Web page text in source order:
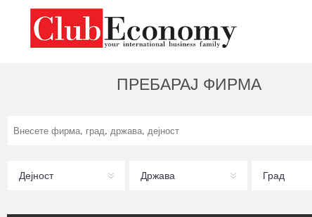
ПРЕБАРАЈ ФИРМА
Дејност Држава Град